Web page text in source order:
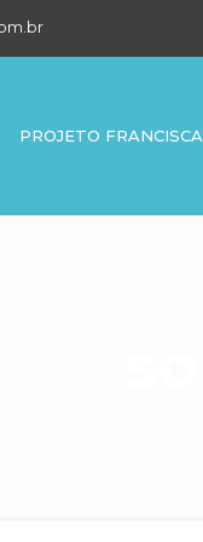
PROJETO FRANCISCA